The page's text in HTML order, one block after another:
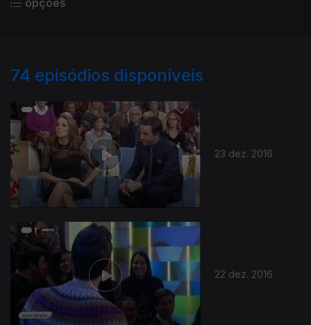
opções
74 episódios disponíveis
23 dez. 2016
22 dez. 2016